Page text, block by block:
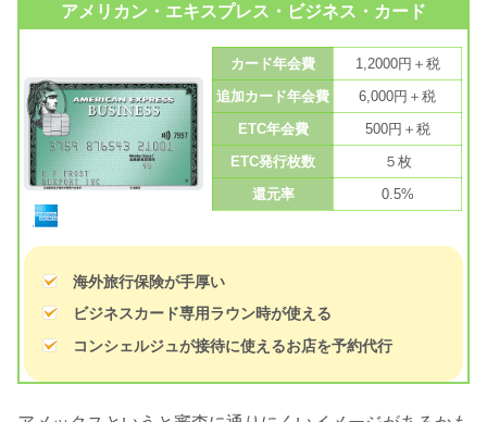
アメリカン・エキスプレス・ビジネス・カード
カード年会費
1,2000円＋税
追加カード年会費
6,000円＋税
ETC年会費
500円＋税
ETC発行枚数
５枚
還元率
0.5%
海外旅行保険が手厚い
ビジネスカード専用ラウン時が使える
コンシェルジュが接待に使えるお店を予約代行